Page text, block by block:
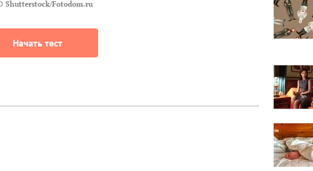
Shutterstock/Fotodom.ru
Начать тест